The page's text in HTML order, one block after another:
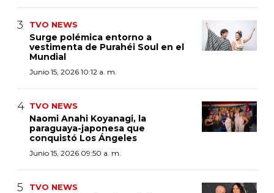
TVO NEWS
Surge polémica entorno a
vestimenta de Purahéi Soul en el
Mundial
Junio 15, 2026 10:12 a. m.
TVO NEWS
Naomi Anahi Koyanagi, la
paraguaya-japonesa que
conquistó Los Ángeles
Junio 15, 2026 09:50 a. m.
TVO NEWS